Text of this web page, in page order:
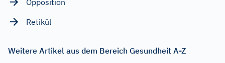
Retikül
Weitere Artikel aus dem Bereich Gesundheit A-Z